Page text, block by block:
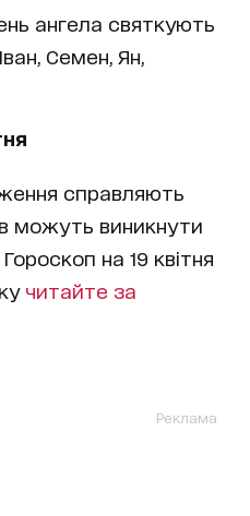
ангела святкують
Семен, Ян,
справляють
можуть виникнути
Гороскоп на 19 квітня
читайте за
Реклама